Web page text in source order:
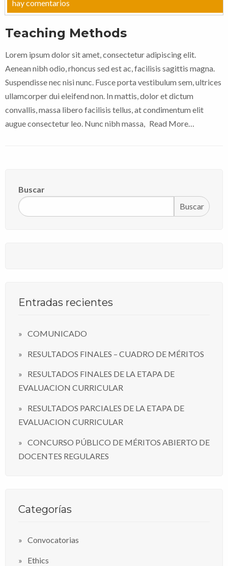
hay comentarios
Teaching Methods
Lorem ipsum dolor sit amet, consectetur adipiscing elit.
Aenean nibh odio, rhoncus sed est ac, facilisis sagittis magna.
Suspendisse nec nisi nunc. Fusce porta vestibulum sem, ultrices
ullamcorper dui eleifend non. In mattis, dolor et dictum
convallis, massa libero facilisis tellus, at condimentum elit
augue consectetur leo. Nunc nibh massa, Read More…
Buscar
Buscar
Entradas recientes
COMUNICADO
RESULTADOS FINALES – CUADRO DE MÉRITOS
RESULTADOS FINALES DE LA ETAPA DE
EVALUACION CURRICULAR
RESULTADOS PARCIALES DE LA ETAPA DE
EVALUACION CURRICULAR
CONCURSO PÚBLICO DE MÉRITOS ABIERTO DE
DOCENTES REGULARES
Categorías
Convocatorias
Ethics